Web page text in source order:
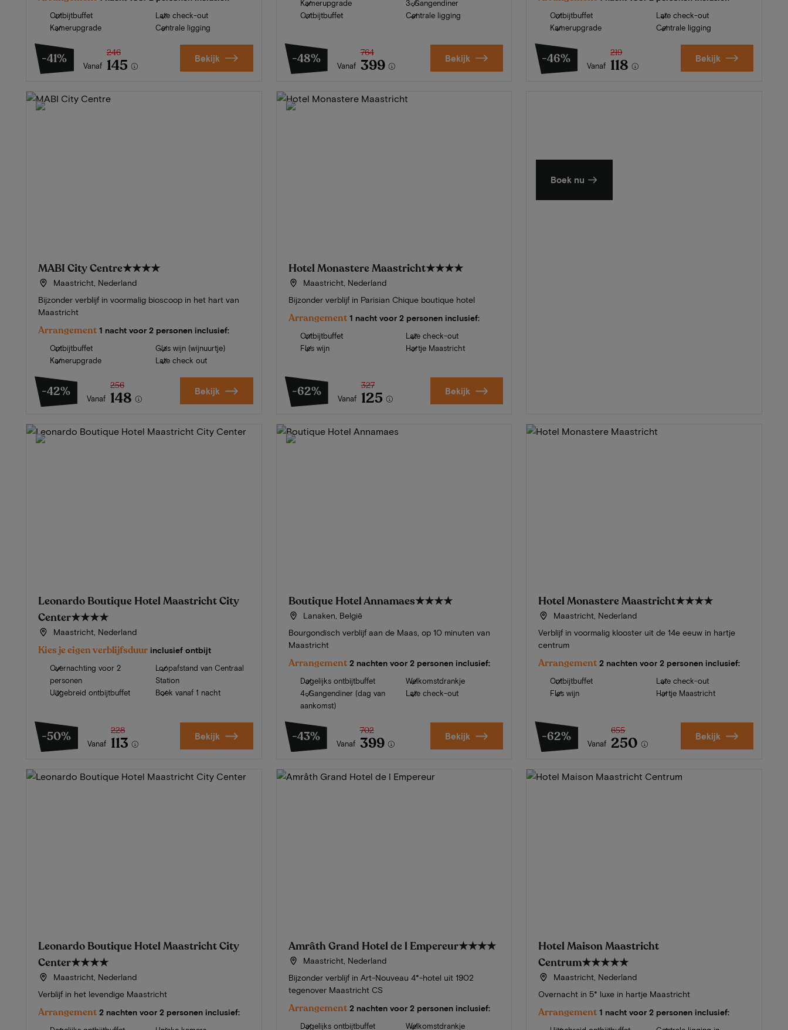
Ontbijtbuffet
Kamerupgrade
Late check-out
Centrale ligging
-41% Vanaf
246
145 Bekijk
Kamerupgrade
Ontbijtbuffet
3-Gangendiner
Centrale ligging
-48% Vanaf
764
399 Bekijk
Ontbijtbuffet
Kamerupgrade
Late check-out
Centrale ligging
-46% Vanaf
219
118 Bekijk
MABI City Centre★★★★
Maastricht, Nederland
Bijzonder verblijf in voormalig bioscoop in het hart van
Maastricht
Arrangement 1 nacht voor 2 personen inclusief:
Ontbijtbuffet
Kamerupgrade
Glas wijn (wijnuurtje)
Late check out
-42% Vanaf
256
148 Bekijk
Hotel Monastere Maastricht★★★★
Maastricht, Nederland
Bijzonder verblijf in Parisian Chique boutique hotel
Arrangement 1 nacht voor 2 personen inclusief:
Ontbijtbuffet
Fles wijn
Late check-out
Hartje Maastricht
-62% Vanaf
327
125 Bekijk
Boek nu
Leonardo Boutique Hotel Maastricht City
Center★★★★
Maastricht, Nederland
Kies je eigen verblijfsduur inclusief ontbijt
Overnachting voor 2
personen
Uitgebreid ontbijtbuffet
Loopafstand van Centraal
Station
Boek vanaf 1 nacht
-50% Vanaf
228
113 Bekijk
Boutique Hotel Annamaes★★★★
Lanaken, België
Bourgondisch verblijf aan de Maas, op 10 minuten van
Maastricht
Arrangement 2 nachten voor 2 personen inclusief:
Dagelijks ontbijtbuffet
4-Gangendiner (dag van
aankomst)
Welkomstdrankje
Late check-out
-43% Vanaf
702
399 Bekijk
Hotel Monastere Maastricht★★★★
Maastricht, Nederland
Verblijf in voormalig klooster uit de 14e eeuw in hartje
centrum
Arrangement 2 nachten voor 2 personen inclusief:
Ontbijtbuffet
Fles wijn
Late check-out
Hartje Maastricht
-62% Vanaf
655
250 Bekijk
Leonardo Boutique Hotel Maastricht City
Center★★★★
Maastricht, Nederland
Verblijf in het levendige Maastricht
Arrangement 2 nachten voor 2 personen inclusief:
Amrâth Grand Hotel de l Empereur★★★★
Maastricht, Nederland
Bijzonder verblijf in Art-Nouveau 4*-hotel uit 1902
tegenover Maastricht CS
Arrangement 2 nachten voor 2 personen inclusief:
Dagelijks ontbijtbuffet Welkomstdrankje
Hotel Maison Maastricht
Centrum★★★★★
Maastricht, Nederland
Overnacht in 5* luxe in hartje Maastricht
Arrangement 1 nacht voor 2 personen inclusief: